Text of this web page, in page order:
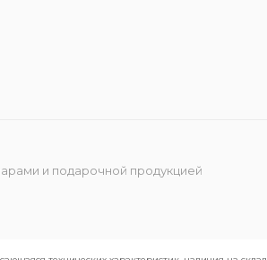
и подарочной продукцией